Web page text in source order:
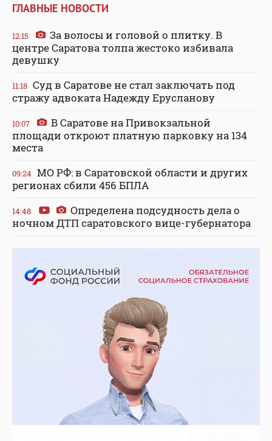
ГЛАВНЫЕ НОВОСТИ
12:15
За волосы и головой о плитку. В
центре Саратова толпа жестоко избивала
девушку
11:18 Суд в Саратове не стал заключать под
стражу адвоката Надежду Ерусланову
10:07
В Саратове на Привокзальной
площади откроют платную парковку на 134
места
09:24 МО РФ: в Саратовской области и других
регионах сбили 456 БПЛА
14:48
Определена подсудность дела о
ночном ДТП саратовского вице-губернатора